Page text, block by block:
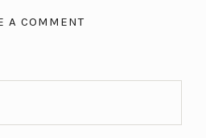
A COMMENT